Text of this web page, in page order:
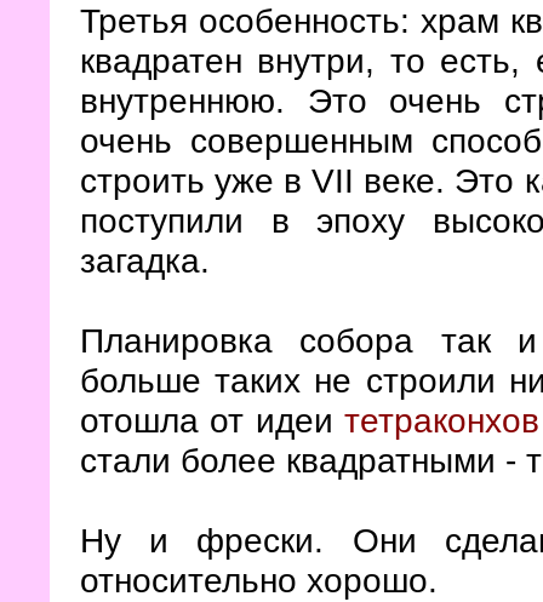
Третья особенность: храм
квадратен внутри, то
внутреннюю. Это очень
очень совершенным
строить уже в VII веке. Это
поступили в эпоху
загадка.
Планировка собора так
больше таких не строили
отошла от идеи тетраконхов
стали более квадратными -
Ну и фрески. Они
относительно хорошо.